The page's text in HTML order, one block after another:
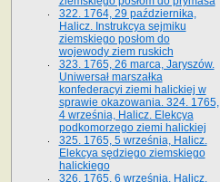
322. 1764, 29 października,
Halicz. Instrukcya sejmiku
ziemskiego posłom do
wojewody ziem ruskich
323. 1765, 26 marca, Jaryszów.
Uniwersał marszałka
konfederacyi ziemi halickiej w
sprawie okazowania. 324. 1765,
4 września, Halicz. Elekcya
podkomorzego ziemi halickiej
325. 1765, 5 września, Halicz.
Elekcya sędziego ziemskiego
halickiego
326. 1765, 6 września, Halicz.